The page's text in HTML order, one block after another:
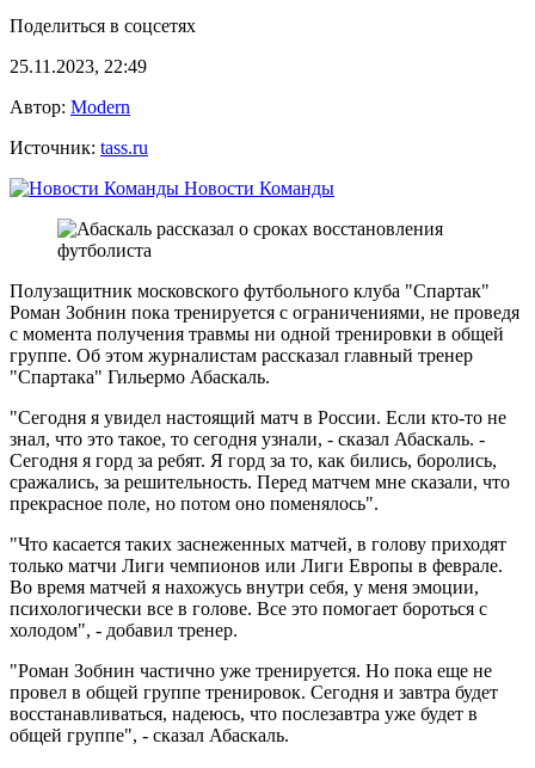
Поделиться в соцсетях
25.11.2023, 22:49
Автор: Modern
Источник: tass.ru
Новости Команды
Полузащитник московского футбольного клуба "Спартак"
Роман Зобнин пока тренируется с ограничениями, не проведя
с момента получения травмы ни одной тренировки в общей
группе. Об этом журналистам рассказал главный тренер
"Спартака" Гильермо Абаскаль.
"Сегодня я увидел настоящий матч в России. Если кто-то не
знал, что это такое, то сегодня узнали, - сказал Абаскаль. -
Сегодня я горд за ребят. Я горд за то, как бились, боролись,
сражались, за решительность. Перед матчем мне сказали, что
прекрасное поле, но потом оно поменялось".
"Что касается таких заснеженных матчей, в голову приходят
только матчи Лиги чемпионов или Лиги Европы в феврале.
Во время матчей я нахожусь внутри себя, у меня эмоции,
психологически все в голове. Все это помогает бороться с
холодом", - добавил тренер.
"Роман Зобнин частично уже тренируется. Но пока еще не
провел в общей группе тренировок. Сегодня и завтра будет
восстанавливаться, надеюсь, что послезавтра уже будет в
общей группе", - сказал Абаскаль.